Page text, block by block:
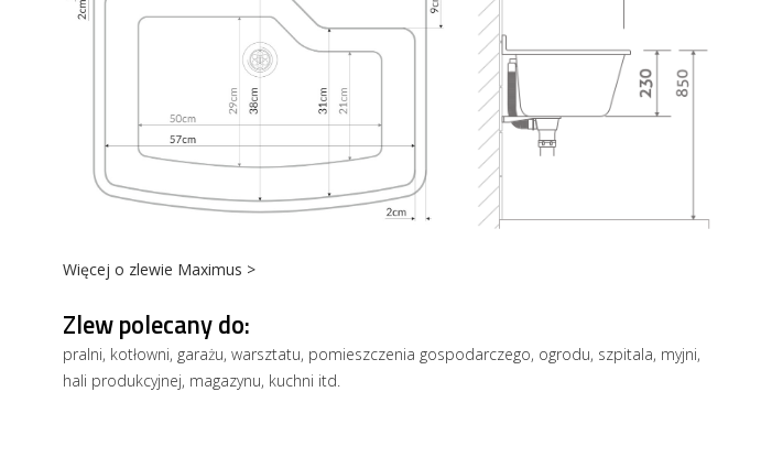
Więcej o zlewie Maximus >
Zlew polecany do:
pralni, kotłowni, garażu, warsztatu, pomieszczenia gospodarczego, ogrodu, szpitala, myjni,
hali produkcyjnej, magazynu, kuchni itd.